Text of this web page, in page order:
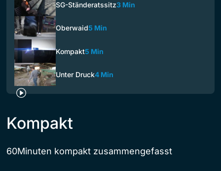
SG-Ständeratssitz3 Min
Oberwaid5 Min
Kompakt5 Min
Unter Druck4 Min
Kompakt
60Minuten kompakt zusammengefasst